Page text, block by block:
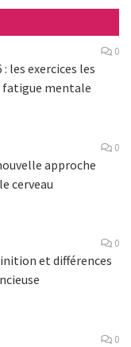
0
les exercices les
fatigue mentale
0
approche
cerveau
0
et différences
0